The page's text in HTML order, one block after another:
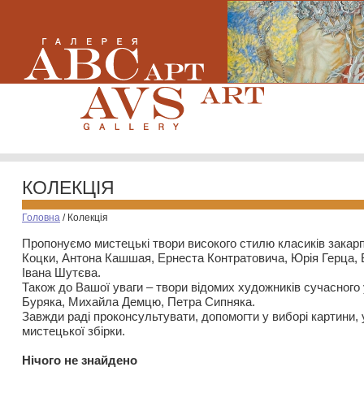
КОЛЕКЦІЯ
Головна / Колекція
Пропонуємо мистецькі твори високого стилю класиків
Коцки, Антона Кашшая, Ернеста Контратовича, Юрія
Івана Шутєва.
Також до Вашої уваги – твори відомих художників
Буряка, Михайла Демцю, Петра Сипняка.
Завжди раді проконсультувати, допомогти у виборі картини,
мистецької збірки.
Нiчого не знайдено